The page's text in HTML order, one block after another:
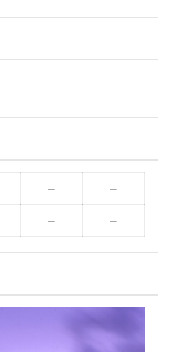
–
–
– –